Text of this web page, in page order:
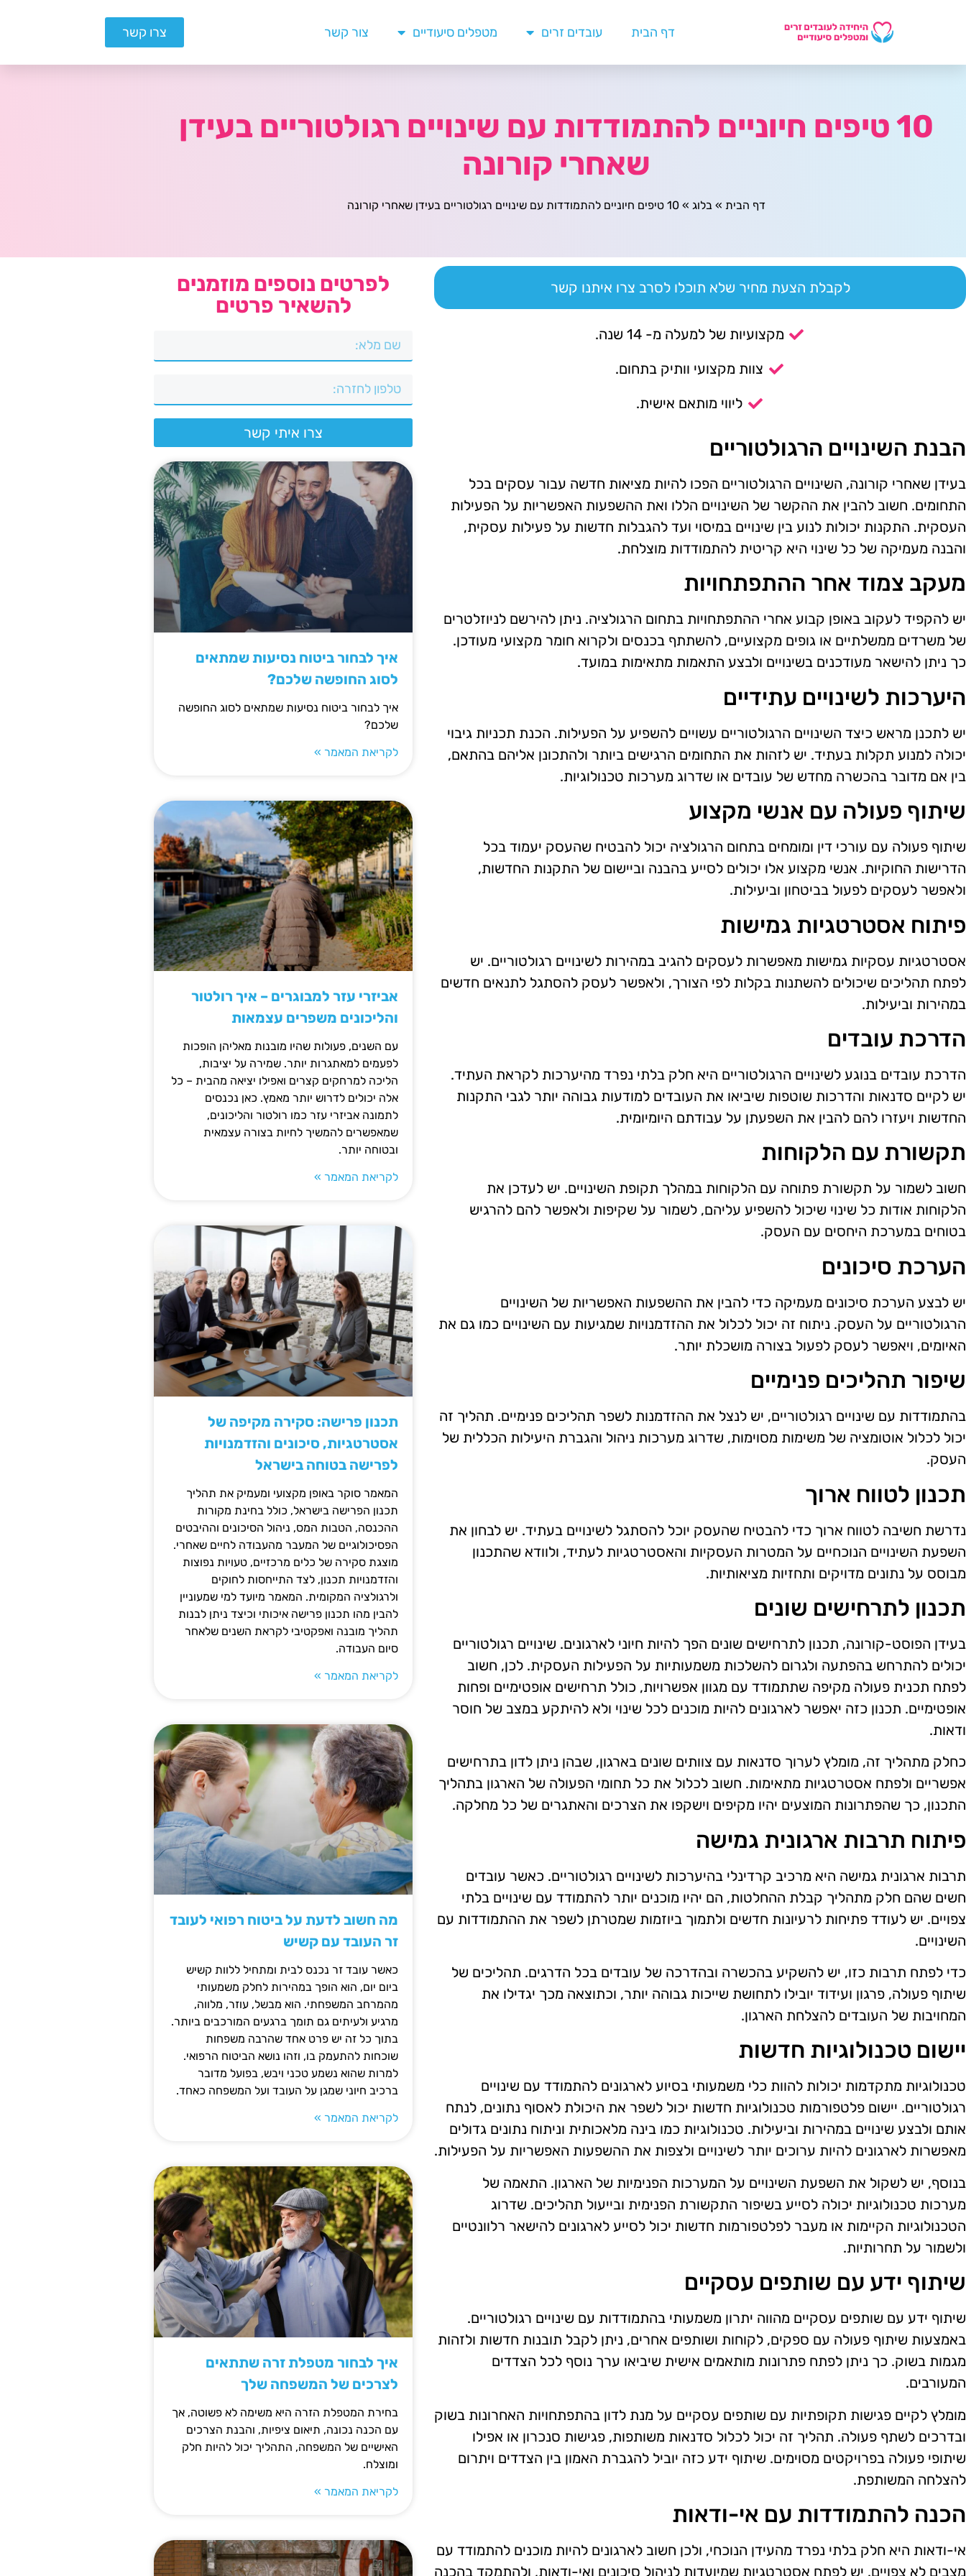
דף הבית עובדים זרים מטפלים סיעודיים צור קשר צרו קשר
10 טיפים חיוניים להתמודדות עם שינויים רגולטוריים בעידן
שאחרי קורונה
דף הבית » בלוג » 10 טיפים חיוניים להתמודדות עם שינויים רגולטוריים בעידן שאחרי קורונה
לקבלת הצעת מחיר שלא תוכלו לסרב צרו איתנו קשר
מקצועיות של למעלה מ- 14 שנה.
צוות מקצועי וותיק בתחום.
ליווי מותאם אישית.
הבנת השינויים הרגולטוריים
בעידן שאחרי קורונה, השינויים הרגולטוריים הפכו להיות מציאות חדשה עבור עסקים בכל
התחומים. חשוב להבין את ההקשר של השינויים הללו ואת ההשפעות האפשריות על הפעילות
העסקית. התקנות יכולות לנוע בין שינויים במיסוי ועד להגבלות חדשות על פעילות עסקית,
והבנה מעמיקה של כל שינוי היא קריטית להתמודדות מוצלחת.
מעקב צמוד אחר ההתפתחויות
יש להקפיד לעקוב באופן קבוע אחרי ההתפתחויות בתחום הרגולציה. ניתן להירשם לניוזלטרים
של משרדים ממשלתיים או גופים מקצועיים, להשתתף בכנסים ולקרוא חומר מקצועי מעודכן.
כך ניתן להישאר מעודכנים בשינויים ולבצע התאמות מתאימות במועד.
היערכות לשינויים עתידיים
יש לתכנן מראש כיצד השינויים הרגולטוריים עשויים להשפיע על הפעילות. הכנת תכניות גיבוי
יכולה למנוע תקלות בעתיד. יש לזהות את התחומים הרגישים ביותר ולהתכונן אליהם בהתאם,
בין אם מדובר בהכשרה מחדש של עובדים או שדרוג מערכות טכנולוגיות.
שיתוף פעולה עם אנשי מקצוע
שיתוף פעולה עם עורכי דין ומומחים בתחום הרגולציה יכול להבטיח שהעסק יעמוד בכל
הדרישות החוקיות. אנשי מקצוע אלו יכולים לסייע בהבנה וביישום של התקנות החדשות,
ולאפשר לעסקים לפעול בביטחון וביעילות.
פיתוח אסטרטגיות גמישות
אסטרטגיות עסקיות גמישות מאפשרות לעסקים להגיב במהירות לשינויים רגולטוריים. יש
לפתח תהליכים שיכולים להשתנות בקלות לפי הצורך, ולאפשר לעסק להסתגל לתנאים חדשים
במהירות וביעילות.
הדרכת עובדים
הדרכת עובדים בנוגע לשינויים הרגולטוריים היא חלק בלתי נפרד מהיערכות לקראת העתיד.
יש לקיים סדנאות והדרכות שוטפות שיביאו את העובדים למודעות גבוהה יותר לגבי התקנות
החדשות ויעזרו להם להבין את השפעתן על עבודתם היומיומית.
תקשורת עם הלקוחות
חשוב לשמור על תקשורת פתוחה עם הלקוחות במהלך תקופת השינויים. יש לעדכן את
הלקוחות אודות כל שינוי שיכול להשפיע עליהם, לשמור על שקיפות ולאפשר להם להרגיש
בטוחים במערכת היחסים עם העסק.
הערכת סיכונים
יש לבצע הערכת סיכונים מעמיקה כדי להבין את ההשפעות האפשריות של השינויים
הרגולטוריים על העסק. ניתוח זה יכול לכלול את ההזדמנויות שמגיעות עם השינויים כמו גם את
האיומים, ויאפשר לעסק לפעול בצורה מושכלת יותר.
שיפור תהליכים פנימיים
בהתמודדות עם שינויים רגולטוריים, יש לנצל את ההזדמנות לשפר תהליכים פנימיים. תהליך זה
יכול לכלול אוטומציה של משימות מסוימות, שדרוג מערכות ניהול והגברת היעילות הכללית של
העסק.
תכנון לטווח ארוך
נדרשת חשיבה לטווח ארוך כדי להבטיח שהעסק יוכל להסתגל לשינויים בעתיד. יש לבחון את
השפעת השינויים הנוכחיים על המטרות העסקיות והאסטרטגיות לעתיד, ולוודא שהתכנון
מבוסס על נתונים מדויקים ותחזיות מציאותיות.
תכנון לתרחישים שונים
בעידן הפוסט-קורונה, תכנון לתרחישים שונים הפך להיות חיוני לארגונים. שינויים רגולטוריים
יכולים להתרחש בהפתעה ולגרום להשלכות משמעותיות על הפעילות העסקית. לכן, חשוב
לפתח תכנית פעולה מקיפה שתתמודד עם מגוון אפשרויות, כולל תרחישים אופטימיים ופחות
אופטימיים. תכנון כזה יאפשר לארגונים להיות מוכנים לכל שינוי ולא להיתקע במצב של חוסר
ודאות.
כחלק מתהליך זה, מומלץ לערוך סדנאות עם צוותים שונים בארגון, שבהן ניתן לדון בתרחישים
אפשריים ולפתח אסטרטגיות מתאימות. חשוב לכלול את כל תחומי הפעולה של הארגון בתהליך
התכנון, כך שהפתרונות המוצעים יהיו מקיפים וישקפו את הצרכים והאתגרים של כל מחלקה.
פיתוח תרבות ארגונית גמישה
תרבות ארגונית גמישה היא מרכיב קרדינלי בהיערכות לשינויים רגולטוריים. כאשר עובדים
חשים שהם חלק מתהליך קבלת ההחלטות, הם יהיו מוכנים יותר להתמודד עם שינויים בלתי
צפויים. יש לעודד פתיחות לרעיונות חדשים ולתמוך ביוזמות שמטרתן לשפר את ההתמודדות עם
השינויים.
כדי לפתח תרבות כזו, יש להשקיע בהכשרה ובהדרכה של עובדים בכל הדרגים. תהליכים של
שיתוף פעולה, פרגון ועידוד יובילו לתחושת שייכות גבוהה יותר, וכתוצאה מכך יגדילו את
המחויבות של העובדים להצלחת הארגון.
יישום טכנולוגיות חדשות
טכנולוגיות מתקדמות יכולות להוות כלי משמעותי בסיוע לארגונים להתמודד עם שינויים
רגולטוריים. יישום פלטפורמות טכנולוגיות חדשות יכול לשפר את היכולת לאסוף נתונים, לנתח
אותם ולבצע שינויים במהירות וביעילות. טכנולוגיות כמו בינה מלאכותית וניתוח נתונים גדולים
מאפשרות לארגונים להיות ערוכים יותר לשינויים ולצפות את ההשפעות האפשריות על הפעילות.
בנוסף, יש לשקול את השפעת השינויים על המערכות הפנימיות של הארגון. התאמה של
מערכות טכנולוגיות יכולה לסייע בשיפור התקשורת הפנימית ובייעול תהליכים. שדרוג
הטכנולוגיות הקיימות או מעבר לפלטפורמות חדשות יכול לסייע לארגונים להישאר רלוונטיים
ולשמור על תחרותיות.
שיתוף ידע עם שותפים עסקיים
שיתוף ידע עם שותפים עסקיים מהווה יתרון משמעותי בהתמודדות עם שינויים רגולטוריים.
באמצעות שיתוף פעולה עם ספקים, לקוחות ושותפים אחרים, ניתן לקבל תובנות חדשות ולזהות
מגמות בשוק. כך ניתן לפתח פתרונות מותאמים אישית שיביאו ערך נוסף לכל הצדדים
המעורבים.
מומלץ לקיים פגישות תקופתיות עם שותפים עסקיים על מנת לדון בהתפתחויות האחרונות בשוק
ובדרכים לשתף פעולה. תהליך זה יכול לכלול סדנאות משותפות, פגישות סנכרון או אפילו
שיתופי פעולה בפרויקטים מסוימים. שיתוף ידע כזה יוביל להגברת האמון בין הצדדים ויתרום
להצלחה המשותפת.
הכנה להתמודדות עם אי-ודאות
אי-ודאות היא חלק בלתי נפרד מהעידן הנוכחי, ולכן חשוב לארגונים להיות מוכנים להתמודד עם
מצבים לא צפויים. יש לפתח אסטרטגיות שמיועדות לניהול סיכונים ואי-ודאות, ולהתמקד בהכנה
לפרטים נוספים מוזמנים
להשאיר פרטים
צרו איתי קשר
איך לבחור ביטוח נסיעות שמתאים
לסוג החופשה שלכם?
איך לבחור ביטוח נסיעות שמתאים לסוג החופשה
שלכם?
לקריאת המאמר »
אביזרי עזר למבוגרים – איך רולטור
והליכונים משפרים עצמאות
עם השנים, פעולות שהיו מובנות מאליהן הופכות
לפעמים למאתגרות יותר. שמירה על יציבות,
הליכה למרחקים קצרים ואפילו יציאה מהבית – כל
אלה יכולים לדרוש יותר מאמץ. כאן נכנסים
לתמונה אביזרי עזר כמו רולטור והליכונים,
שמאפשרים להמשיך לחיות בצורה עצמאית
ובטוחה יותר.
לקריאת המאמר »
תכנון פרישה: סקירה מקיפה של
אסטרטגיות, סיכונים והזדמנויות
לפרישה בטוחה בישראל
המאמר סוקר באופן מקצועי ומעמיק את תהליך
תכנון הפרישה בישראל, כולל בחינת מקורות
ההכנסה, הטבות המס, ניהול הסיכונים וההיבטים
הפסיכולוגיים של המעבר מהעבודה לחיים שאחרי.
מוצגת סקירה של כלים מרכזיים, טעויות נפוצות
והזדמנויות תכנון, לצד התייחסות לחוקים
ולרגולציה המקומית. המאמר מיועד למי שמעוניין
להבין מהו תכנון פרישה איכותי וכיצד ניתן לבנות
תהליך מובנה ואפקטיבי לקראת השנים שלאחר
סיום העבודה.
לקריאת המאמר »
מה חשוב לדעת על ביטוח רפואי לעובד
זר העובד עם קשיש
כאשר עובד זר נכנס לבית ומתחיל ללוות קשיש
ביום יום, הוא הופך במהירות לחלק משמעותי
מהמרחב המשפחתי. הוא מבשל, עוזר, מלווה,
מרגיע ולעיתים גם תומך ברגעים המורכבים ביותר.
בתוך כל זה יש פרט אחד שהרבה משפחות
שוכחות להתעמק בו, וזהו נושא הביטוח הרפואי.
למרות שהוא נשמע טכני ויבש, בפועל מדובר
ברכיב חיוני שמגן על העובד ועל המשפחה כאחד.
לקריאת המאמר »
איך לבחור מטפלת זרה שתתאים
לצרכים של המשפחה שלך
בחירת המטפלת הזרה היא משימה לא פשוטה, אך
עם הכנה נכונה, תיאום ציפיות, והבנת הצרכים
האישיים של המשפחה, התהליך יכול להיות חלק
ומוצלח.
לקריאת המאמר »